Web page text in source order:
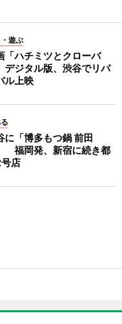
遊ぶ
「ハチミツとクローバ
デジタル版、渋谷でリバ
ル上映
に「博多もつ鍋 前田
福岡発、新宿に続き都
店